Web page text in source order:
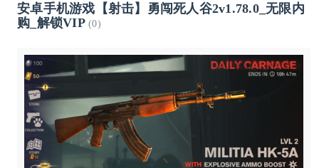
安卓手机游戏【射击】勇闯死人谷2v1.78.0_无限内
购_解锁VIP(0)